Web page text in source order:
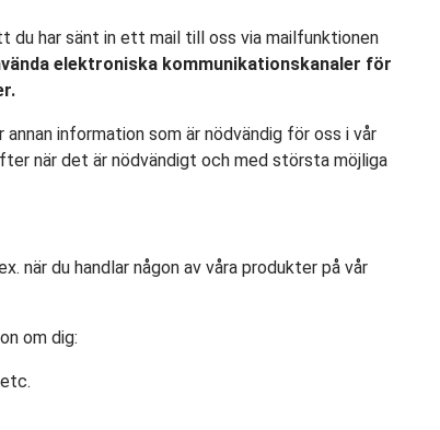
du har sänt in ett mail till oss via mailfunktionen
elektroniska kommunikationskanaler för
information som är nödvändig för oss i vår
när det är nödvändigt och med största möjliga
när du handlar någon av våra produkter på vår
om dig: